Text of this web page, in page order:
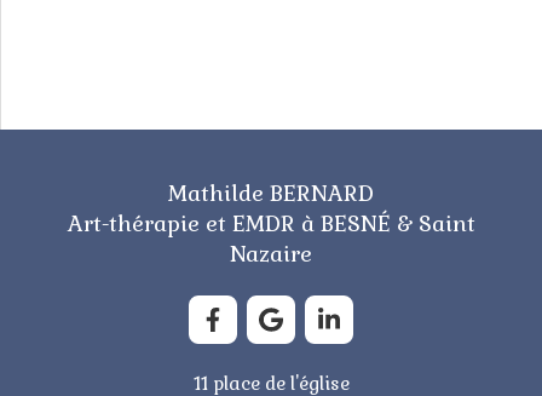
Mathilde BERNARD
Art-thérapie et EMDR à BESNÉ & Saint
Nazaire
11 place de l'église